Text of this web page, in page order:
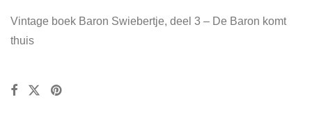
Vintage boek Baron Swiebertje, deel 3 – De Baron komt
thuis